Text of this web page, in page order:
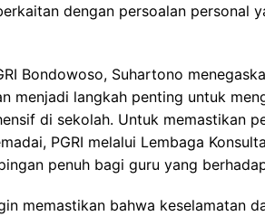
dengan persoalan personal
Bondowoso, Suhartono
menjadi langkah penting untuk
di sekolah. Untuk memastikan
PGRI melalui Lembaga
penuh bagi guru yang
memastikan bahwa keselamatan